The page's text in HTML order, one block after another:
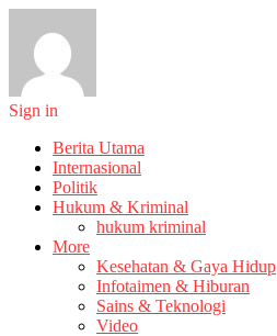
Sign in
Berita Utama
Internasional
Politik
Hukum & Kriminal
hukum kriminal
More
Kesehatan & Gaya Hidup
Infotaimen & Hiburan
Sains & Teknologi
Video